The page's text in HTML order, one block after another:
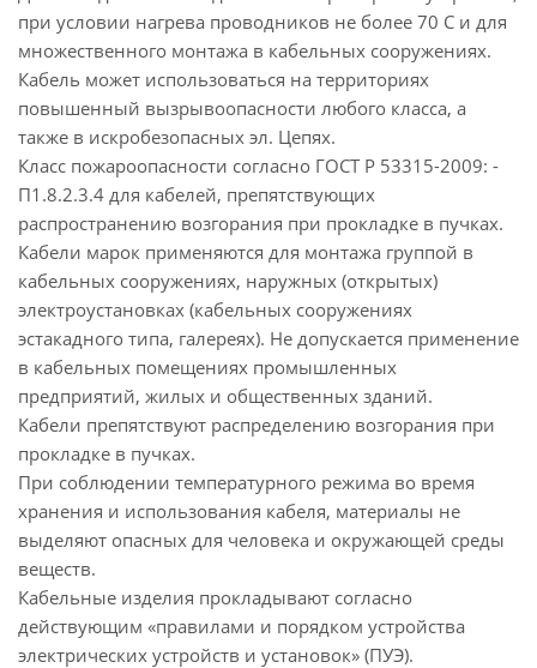
при условии нагрева проводников не более 70 С и для
множественного монтажа в кабельных сооружениях.
Кабель может использоваться на территориях
повышенный вызрывоопасности любого класса, а
также в искробезопасных эл. Цепях.
Класс пожароопасности согласно ГОСТ Р 53315-2009: -
П1.8.2.3.4 для кабелей, препятствующих
распространению возгорания при прокладке в пучках.
Кабели марок применяются для монтажа группой в
кабельных сооружениях, наружных (открытых)
электроустановках (кабельных сооружениях
эстакадного типа, галереях). Не допускается применение
в кабельных помещениях промышленных
предприятий, жилых и общественных зданий.
Кабели препятствуют распределению возгорания при
прокладке в пучках.
При соблюдении температурного режима во время
хранения и использования кабеля, материалы не
выделяют опасных для человека и окружающей среды
веществ.
Кабельные изделия прокладывают согласно
действующим «правилами и порядком устройства
электрических устройств и установок» (ПУЭ).